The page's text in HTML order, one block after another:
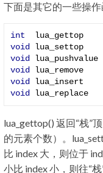
下面是其它的一些操作
int
  lua_gettop
void
lua_settop
void
lua_pushvalue
void
lua_remove
void
lua_insert
void
lua_replace
lua_gettop() 返回“栈”
的元素个数）。
比 index 大，则位于
小比 index 小，则往“